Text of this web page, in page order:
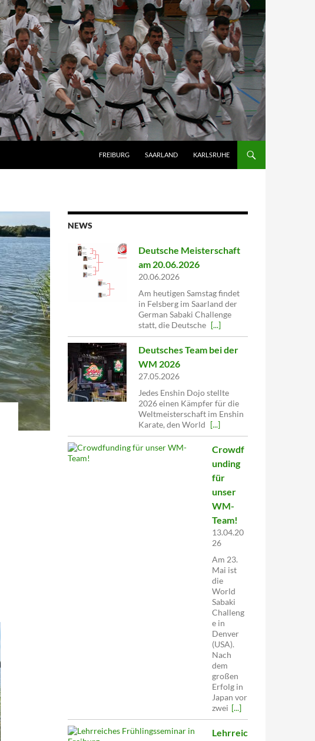
FREIBURG SAARLAND KARLSRUHE
NEWS
Deutsche Meisterschaft
am 20.06.2026
20.06.2026
Am heutigen Samstag findet
in Felsberg im Saarland der
German Sabaki Challenge
statt, die Deutsche [...]
Deutsches Team bei der
WM 2026
27.05.2026
Jedes Enshin Dojo stellte
2026 einen Kämpfer für die
Weltmeisterschaft im Enshin
Karate, den World [...]
Crowdf
unding
für
unser
WM-
Team!
13.04.20
26
Am 23.
Mai ist
die
World
Sabaki
Challeng
e in
Denver
(USA).
Nach
dem
großen
Erfolg in
Japan vor
zwei [...]
Lehrreic